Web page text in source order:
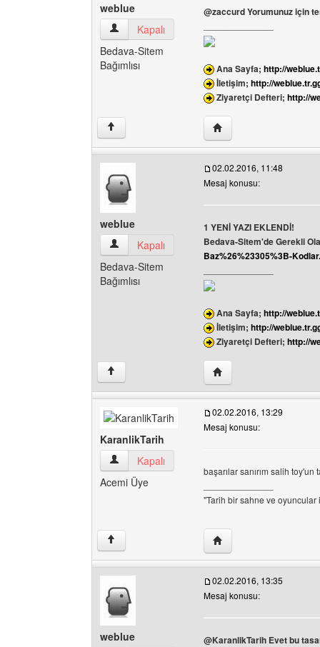
weblue
weblue Kullanıcının profilini görüntüle
Kapalı
Bedava-Sitem
Bağımlısı
@zaccurd Yorumunuz için
Ana Sayfa; http://
İletişim; http://
Ziyaretçi Defteri; http://
↑ Yazarın web sitesini
weblue
weblue Kullanıcının profilini görüntüle
Kapalı
Bedava-Sitem
Bağımlısı
02.02.2016, 11:48
Mesaj konusu:
1 YENİ YAZI EKLENDİ!
Bedava-Sitem'de Gerekli
Baz%26%23305%3B-
Ana Sayfa; http://
İletişim; http://
Ziyaretçi Defteri; http://
↑ Yazarın web sitesini
KaranlikTarih
KaranlikTarih Kullanıcının profilini görüntüle
Kapalı
Acemi Üye
02.02.2016, 13:29
Mesaj konusu:
başarılar sanırım salih
"Tarih bir sahne ve oyuncular
↑ Yazarın web sitesini
weblue
02.02.2016, 13:35
Mesaj konusu:
@KaranlikTarih Evet bu